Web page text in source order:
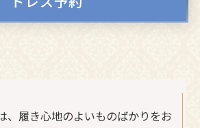
、履き心地のよいものばかりをお